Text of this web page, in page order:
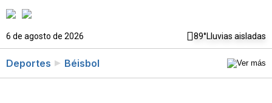
6 de agosto de 2026 89°Lluvias aisladas
Deportes Béisbol